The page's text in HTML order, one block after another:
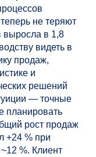
не теряют
выросла в 1,8
видеть в
продаж,
и
решений
— точные
планировать
рост продаж
+24 % при
%. Клиент